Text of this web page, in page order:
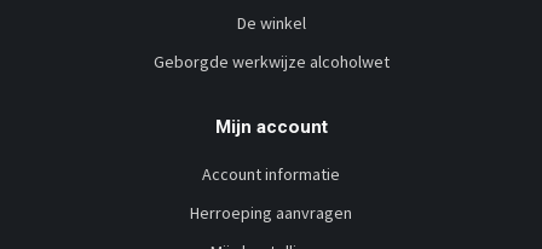
De winkel
Geborgde werkwijze alcoholwet
Mijn account
Account informatie
Herroeping aanvragen